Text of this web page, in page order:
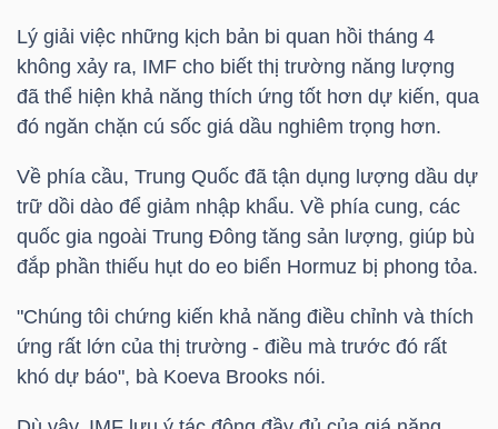
Lý giải việc những kịch bản bi quan hồi tháng 4
không xảy ra, IMF cho biết thị trường năng lượng
đã thể hiện khả năng thích ứng tốt hơn dự kiến, qua
đó ngăn chặn cú sốc giá dầu nghiêm trọng hơn.
Về phía cầu, Trung Quốc đã tận dụng lượng dầu dự
trữ dồi dào để giảm nhập khẩu. Về phía cung, các
quốc gia ngoài Trung Đông tăng sản lượng, giúp bù
đắp phần thiếu hụt do eo biển Hormuz bị phong tỏa.
"Chúng tôi chứng kiến khả năng điều chỉnh và thích
ứng rất lớn của thị trường - điều mà trước đó rất
khó dự báo", bà Koeva Brooks nói.
NGHIỆP
TIÊU
DÙNG
KHÔNG